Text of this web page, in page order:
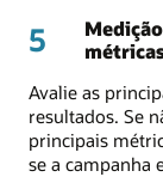
5
Avalie as
resultados. Se
principais
se a campanha